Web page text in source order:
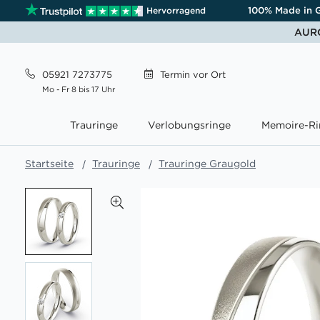
Hervorragend 100% Made in
05921 7273775
Mo - Fr 8 bis 17 Uhr
Termin vor Ort
Trauringe Verlobungsringe Memoire-
Startseite Trauringe Trauringe Graugold
Ende
der
Bildgalerie
springen